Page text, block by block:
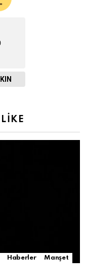
Haberler Manşet